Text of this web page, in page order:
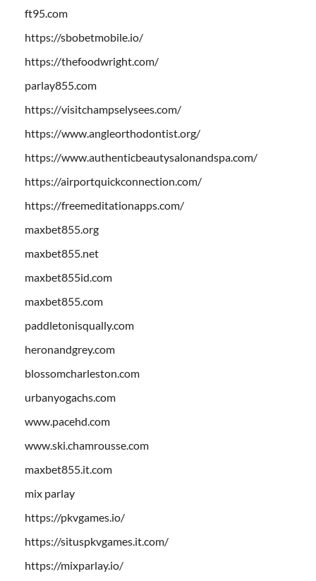
ft95.com
https://sbobetmobile.io/
https://thefoodwright.com/
parlay855.com
https://visitchampselysees.com/
https://www.angleorthodontist.org/
https://www.authenticbeautysalonandspa.com/
https://airportquickconnection.com/
https://freemeditationapps.com/
maxbet855.org
maxbet855.net
maxbet855id.com
maxbet855.com
paddletonisqually.com
heronandgrey.com
blossomcharleston.com
urbanyogachs.com
www.pacehd.com
www.ski.chamrousse.com
maxbet855.it.com
mix parlay
https://pkvgames.io/
https://situspkvgames.it.com/
https://mixparlay.io/